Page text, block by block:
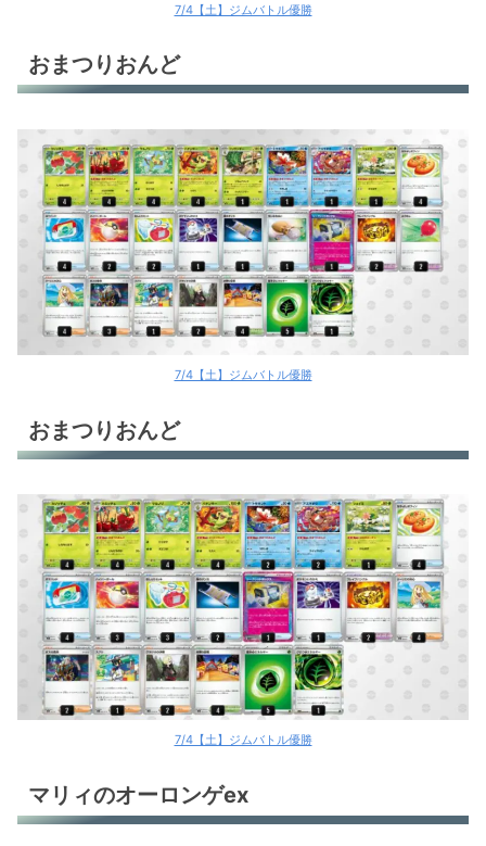
7/4【土】ジムバトル優勝
おまつりおんど
7/4【土】ジムバトル優勝
おまつりおんど
7/4【土】ジムバトル優勝
マリィのオーロンゲex